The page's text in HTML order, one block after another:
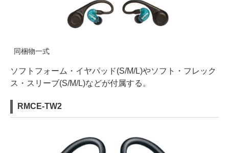
同梱物一式
ソフトフォーム・イヤパッド(S/M/L)やソフト・フレック
ス・スリーブ(S/M/L)などが付属する。
RMCE-TW2